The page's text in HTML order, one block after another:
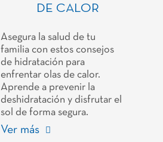
DE CALOR
Asegura la salud de tu
familia con estos consejos
de hidratación para
enfrentar olas de calor.
Aprende a prevenir la
deshidratación y disfrutar el
sol de forma segura.
Ver más